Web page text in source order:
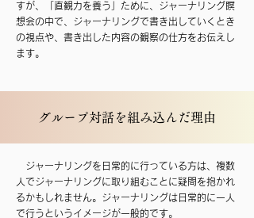
すが、「直観力を養う」ために、ジャーナリング瞑
想会の中で、ジャーナリングで書き出していくとき
の視点や、書き出した内容の観察の仕方をお伝えし
ます。
​グループ対話を組み込んだ理由
ジャーナリングを日常的に行っている方は、複数
人でジャーナリングに取り組むことに疑問を抱かれ
るかもしれません。ジャーナリングは日常的に一人
で行うというイメージが一般的です。